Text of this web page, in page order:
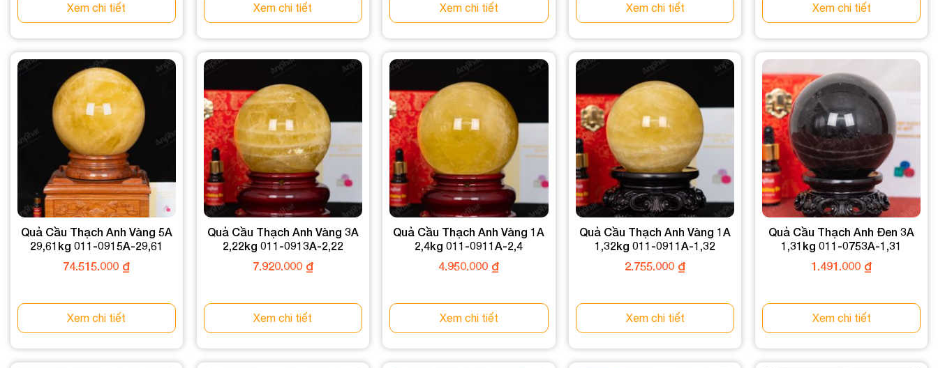
Xem chi tiết Xem chi tiết Xem chi tiết Xem chi tiết Xem chi tiết
Quả Cầu Thạch Anh Vàng 5A
29,61kg 011-0915A-29,61
74.515.000 ₫
Xem chi tiết
Quả Cầu Thạch Anh Vàng 3A
2,22kg 011-0913A-2,22
7.920.000₫
Xem chi tiết
Quả Cầu Thạch Anh Vàng 1A
2,4kg 011-0911A-2,4
4.950.000 ₫
Xem chi tiết
Quả Cầu Thạch Anh Vàng 1A
1,32kg 011-0911A-1,32
2.755.000 ₫
Xem chi tiết
Quả Cầu Thạch Anh Đen 3A
1,31kg 011-0753A-1,31
1.491.000 ₫
Xem chi tiết